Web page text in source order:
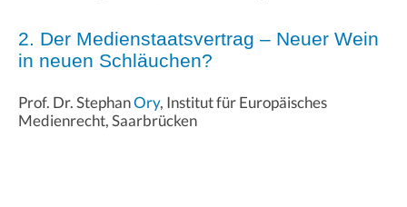
2. Der Medienstaatsvertrag – Neuer Wein
in neuen Schläuchen?
Prof. Dr. StephanOry, Institut für Europäisches
Medienrecht, Saarbrücken